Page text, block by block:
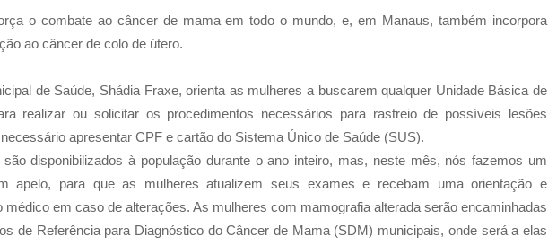
o combate ao câncer de mama em todo o mundo, e, em Manaus, também incorpora
ao câncer de colo de útero.
de Saúde, Shádia Fraxe, orienta as mulheres a buscarem qualquer Unidade Básica de
realizar ou solicitar os procedimentos necessários para rastreio de possíveis lesões
apresentar CPF e cartão do Sistema Único de Saúde (SUS).
disponibilizados à população durante o ano inteiro, mas, neste mês, nós fazemos um
apelo, para que as mulheres atualizem seus exames e recebam uma orientação e
médico em caso de alterações. As mulheres com mamografia alterada serão encaminhadas
de Referência para Diagnóstico do Câncer de Mama (SDM) municipais, onde será a elas